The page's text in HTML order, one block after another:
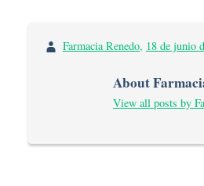
Farmacia Renedo, 18 de junio
About
View all posts by